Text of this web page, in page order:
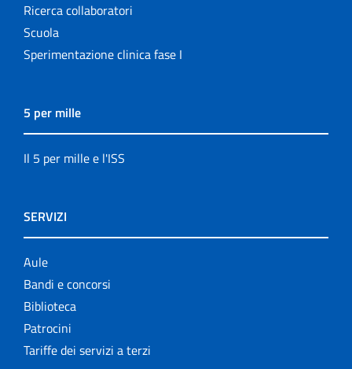
Ricerca collaboratori
Scuola
Sperimentazione clinica fase I
5 per mille
Il 5 per mille e l'ISS
SERVIZI
Aule
Bandi e concorsi
Biblioteca
Patrocini
Tariffe dei servizi a terzi